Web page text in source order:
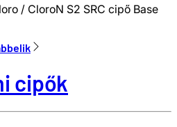
/ CloroN S2 SRC cipő Base
cipők